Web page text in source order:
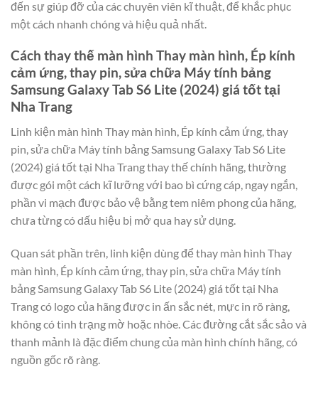
đến sự giúp đỡ của các chuyên viên kĩ thuật, để khắc phục
một cách nhanh chóng và hiệu quả nhất.
Cách thay thế màn hình Thay màn hình, Ép kính
cảm ứng, thay pin, sửa chữa Máy tính bảng
Samsung Galaxy Tab S6 Lite (2024) giá tốt tại
Nha Trang
Linh kiện màn hình Thay màn hình, Ép kính cảm ứng, thay
pin, sửa chữa Máy tính bảng Samsung Galaxy Tab S6 Lite
(2024) giá tốt tại Nha Trang thay thế chính hãng, thường
được gói một cách kĩ lưỡng với bao bì cứng cáp, ngay ngắn,
phần vi mạch được bảo vệ bằng tem niêm phong của hãng,
chưa từng có dấu hiệu bị mở qua hay sử dụng.
Quan sát phần trên, linh kiện dùng để thay màn hình Thay
màn hình, Ép kính cảm ứng, thay pin, sửa chữa Máy tính
bảng Samsung Galaxy Tab S6 Lite (2024) giá tốt tại Nha
Trang có logo của hãng được in ấn sắc nét, mực in rõ ràng,
không có tình trạng mờ hoặc nhòe. Các đường cắt sắc sảo và
thanh mảnh là đặc điểm chung của màn hình chính hãng, có
nguồn gốc rõ ràng.